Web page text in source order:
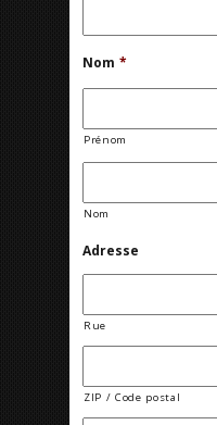
Nom *
Prénom
Nom
Adresse
Rue
ZIP / Code postal